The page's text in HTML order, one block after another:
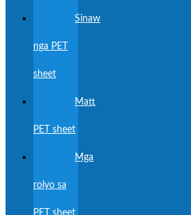
Sinaw
nga PET
sheet
Matt
PET sheet
Mga
rolyo sa
PET sheet